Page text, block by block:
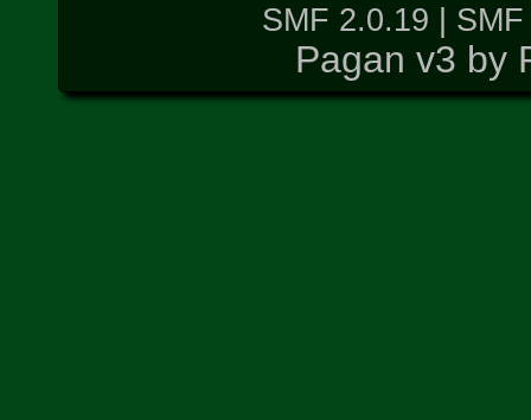
SMF 2.0.19
Pagan v3 by